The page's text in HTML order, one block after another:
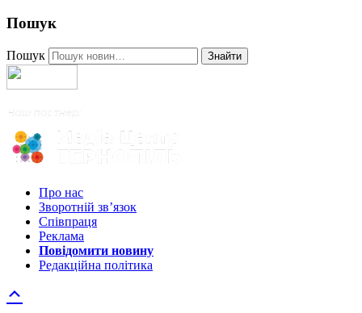
Пошук
Пошук Знайти
Про нас
Зворотній зв’язок
Співпраця
Реклама
Повідомити новину
Редакційна політика